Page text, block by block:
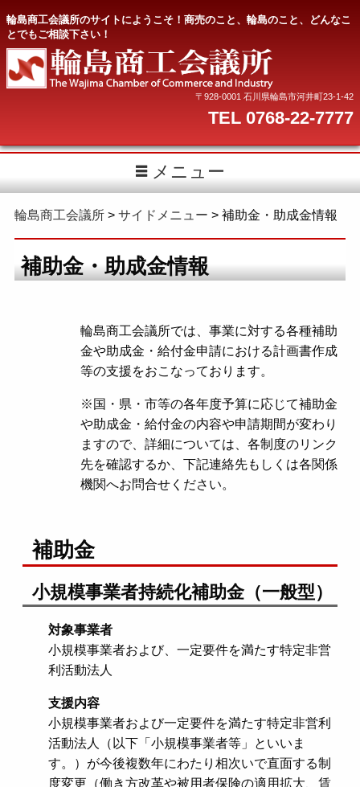
輪島商工会議所のサイトにようこそ！商売のこと、輪島のこと、どんなこ
とでもご相談下さい！
〒928-0001 石川県輪島市河井町23-1-42
TEL 0768-22-7777
メニュー
輪島商工会議所 > サイドメニュー > 補助金・助成金情報
補助金・助成金情報
輪島商工会議所では、事業に対する各種補助
金や助成金・給付金申請における計画書作成
等の支援をおこなっております。
※国・県・市等の各年度予算に応じて補助金
や助成金・給付金の内容や申請期間が変わり
ますので、詳細については、各制度のリンク
先を確認するか、下記連絡先もしくは各関係
機関へお問合せください。
補助金
小規模事業者持続化補助金（一般型）
対象事業者
小規模事業者および、一定要件を満たす特定非営
利活動法人
支援内容
小規模事業者および一定要件を満たす特定非営利
活動法人（以下「小規模事業者等」といいま
す。）が今後複数年にわたり相次いで直面する制
度変更（働き方改革や被用者保険の適用拡大、賃